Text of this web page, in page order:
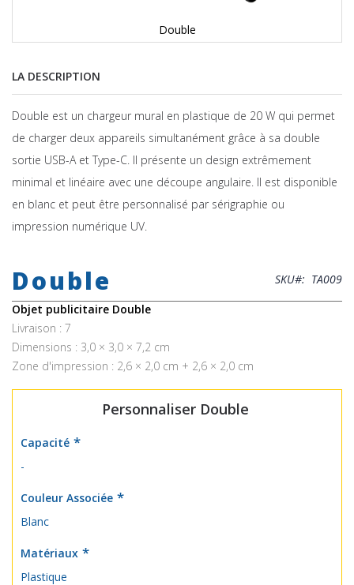
Double
LA DESCRIPTION
Double est un chargeur mural en plastique de 20 W qui permet
de charger deux appareils simultanément grâce à sa double
sortie USB-A et Type-C. Il présente un design extrêmement
minimal et linéaire avec une découpe angulaire. Il est disponible
en blanc et peut être personnalisé par sérigraphie ou
impression numérique UV.
the
beginning
of
the
images
gallery
Double SKU
TA009
Objet publicitaire Double
Livraison : 7
Dimensions : 3,0 × 3,0 × 7,2 cm
Zone d'impression : 2,6 × 2,0 cm + 2,6 × 2,0 cm
Personnaliser Double
Capacité
-
Couleur Associée
Blanc
Matériaux
Plastique